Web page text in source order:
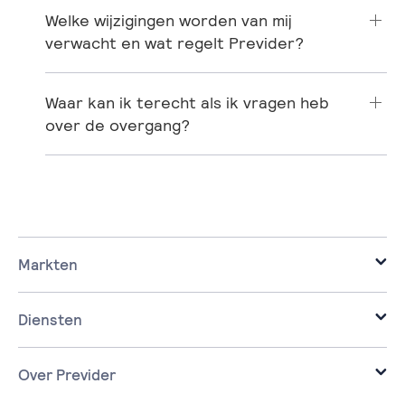
Welke wijzigingen worden van mij
verwacht en wat regelt Previder?
Waar kan ik terecht als ik vragen heb
over de overgang?
Markten
it voor de zakelijke markt.
it voor corporaties.
it voor overheden.
Diensten
Infrastructure
Cloud
Over Previder